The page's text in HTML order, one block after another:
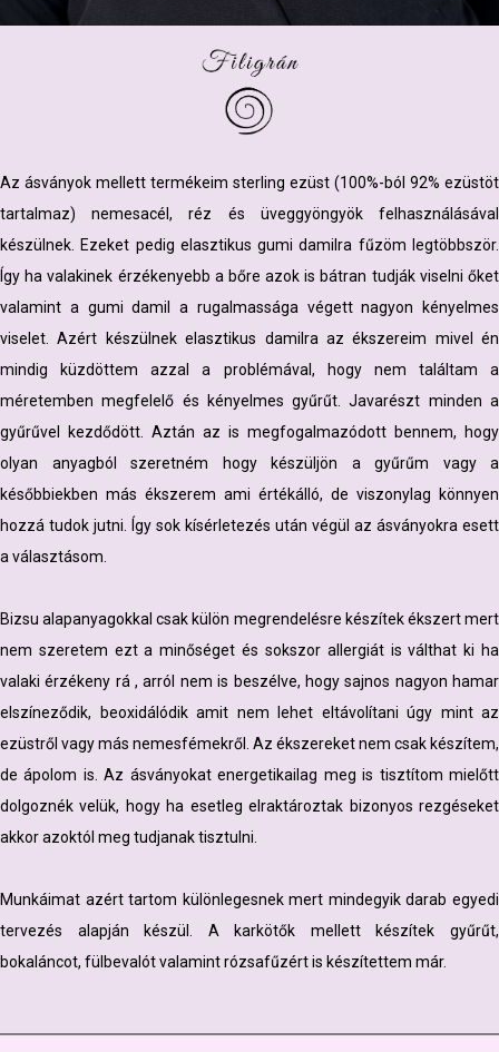
Az ásványok mellett termékeim sterling ezüst (100%-ból 92% ezüstöt
tartalmaz) nemesacél, réz és üveggyöngyök felhasználásával
készülnek. Ezeket pedig elasztikus gumi damilra fűzöm legtöbbször.
Így ha valakinek érzékenyebb a bőre azok is bátran tudják viselni őket
valamint a gumi damil a rugalmassága végett nagyon kényelmes
viselet. Azért készülnek elasztikus damilra az ékszereim mivel én
mindig küzdöttem azzal a problémával, hogy nem találtam a
méretemben megfelelő és kényelmes gyűrűt. Javarészt minden a
gyűrűvel kezdődött. Aztán az is megfogalmazódott bennem, hogy
olyan anyagból szeretném hogy készüljön a gyűrűm vagy a
későbbiekben más ékszerem ami értékálló, de viszonylag könnyen
hozzá tudok jutni. Így sok kísérletezés után végül az ásványokra esett
a választásom.
Bizsu alapanyagokkal csak külön megrendelésre készítek ékszert mert
nem szeretem ezt a minőséget és sokszor allergiát is válthat ki ha
valaki érzékeny rá , arról nem is beszélve, hogy sajnos nagyon hamar
elszíneződik, beoxidálódik amit nem lehet eltávolítani úgy mint az
ezüstről vagy más nemesfémekről. Az ékszereket nem csak készítem,
de ápolom is. Az ásványokat energetikailag meg is tisztítom mielőtt
dolgoznék velük, hogy ha esetleg elraktároztak bizonyos rezgéseket
akkor azoktól meg tudjanak tisztulni.
Munkáimat azért tartom különlegesnek mert mindegyik darab egyedi
tervezés alapján készül. A karkötők mellett készítek gyűrűt,
bokaláncot, fülbevalót valamint rózsafűzért is készítettem már.